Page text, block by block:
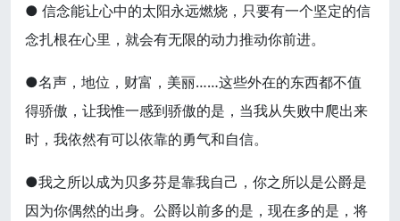
● 信念能让心中的太阳永远燃烧，只要有一个坚定的信
念扎根在心里，就会有无限的动力推动你前进。
●名声，地位，财富，美丽……这些外在的东西都不值
得骄傲，让我惟一感到骄傲的是，当我从失败中爬出来
时，我依然有可以依靠的勇气和自信。
●我之所以成为贝多芬是靠我自己，你之所以是公爵是
因为你偶然的出身。公爵以前多的是，现在多的是，将